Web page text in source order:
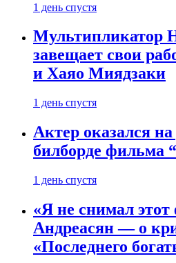
1 день спустя
Мультипликатор
завещает свои
и Хаяо Миядзаки
1 день спустя
Актер оказался
билборде фильма
1 день спустя
«Я не снимал
Андреасян — о
«Последнего